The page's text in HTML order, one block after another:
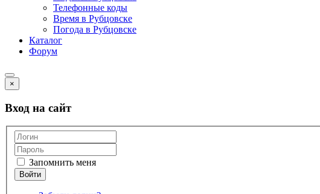
Телефонные коды
Время в Рубцовске
Погода в Рубцовске
Каталог
Форум
×
Вход на сайт
Запомнить меня